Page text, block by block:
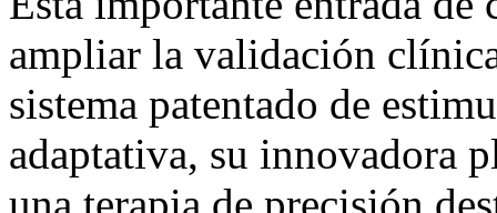
ampliar la validación
sistema patentado de
adaptativa, su innovadora
una terapia de precisión